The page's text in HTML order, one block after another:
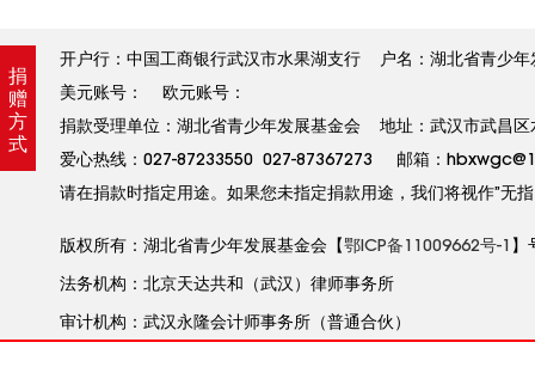
捐
赠
方
式
开户行：中国工商银行武汉市水果湖支行 户名：湖北省青
美元账号： 欧元账号：
捐款受理单位：湖北省青少年发展基金会 地址：武汉市武昌
爱心热线：027-87233550 027-87367273 邮箱：
请在捐款时指定用途。如果您未指定捐款用途，我们将视作”无
版权所有：湖北省青少年发展基金会【鄂ICP备11009662号-1 】
法务机构：北京天达共和（武汉）律师事务所
审计机构：武汉永隆会计师事务所（普通合伙）